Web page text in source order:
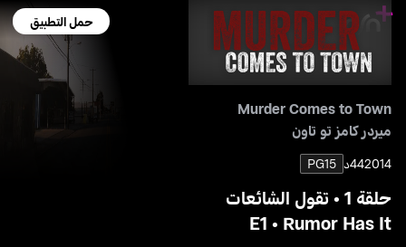
حمل التطبيق
Murder Comes to Town
ميردر كامز تو تاون
201444د PG15
حلقة 1 • تقول الشائعات
E1 • Rumor Has It